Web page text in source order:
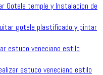
Gotele temple y Instalacion de
gotele plastificado y pintar
estuco veneciano estilo
estuco veneciano estilo